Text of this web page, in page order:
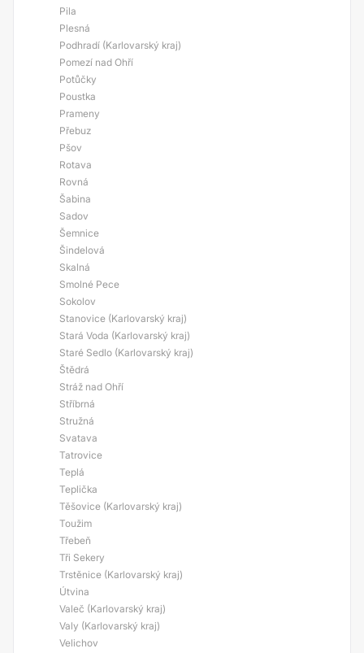
Pila
Plesná
Podhradí (Karlovarský kraj)
Pomezí nad Ohří
Potůčky
Poustka
Prameny
Přebuz
Pšov
Rotava
Rovná
Šabina
Sadov
Šemnice
Šindelová
Skalná
Smolné Pece
Sokolov
Stanovice (Karlovarský kraj)
Stará Voda (Karlovarský kraj)
Staré Sedlo (Karlovarský kraj)
Štědrá
Stráž nad Ohří
Stříbrná
Stružná
Svatava
Tatrovice
Teplá
Teplička
Těšovice (Karlovarský kraj)
Toužim
Třebeň
Tři Sekery
Trstěnice (Karlovarský kraj)
Útvina
Valeč (Karlovarský kraj)
Valy (Karlovarský kraj)
Velichov